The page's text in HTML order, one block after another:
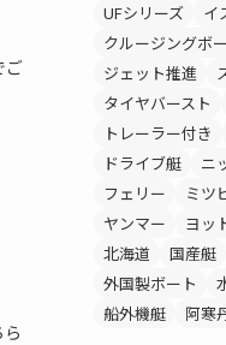
ご
UFシリーズ
イ
クルージングボ
ジェット推進
タイヤバースト
トレーラー付き
ドライブ艇
ニ
フェリー
ミツ
ヤンマー
ヨッ
北海道
国産艇
外国製ボート
船外機艇
阿寒